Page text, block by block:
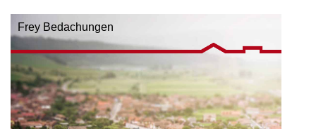
Frey Bedachungen